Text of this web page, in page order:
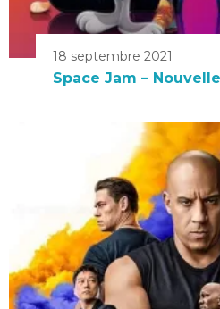
18 septembre 2021
Space Jam –